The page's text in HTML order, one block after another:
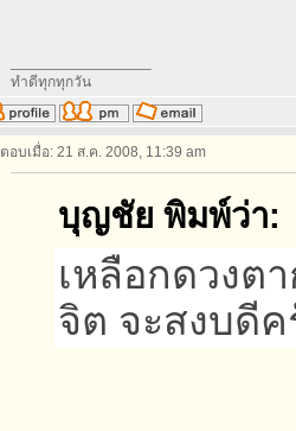
ทำดีทุกทุกวัน
ตอบเมื่อ: 21 ส.ค. 2008, 11:39 am
บุญชัย พิมพ์ว่า:
เหลือกดวงต
จิต จะสงบดี